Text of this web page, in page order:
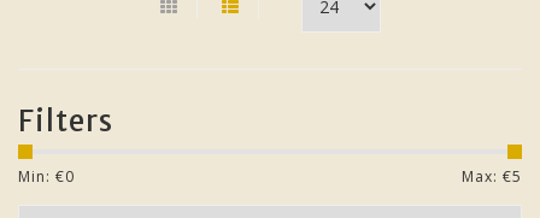
Filters
Min: €0 Max: €5